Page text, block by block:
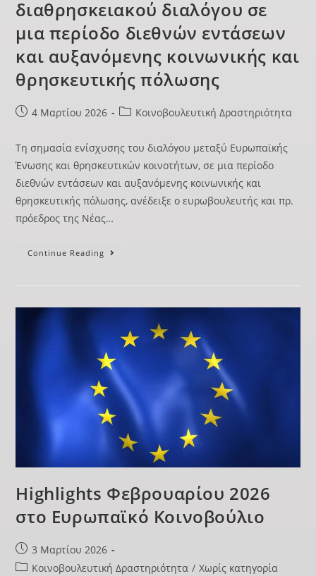
διαθρησκειακού διαλόγου σε
μια περίοδο διεθνών εντάσεων
και αυξανόμενης κοινωνικής και
θρησκευτικής πόλωσης
4 Μαρτίου 2026 Κοινοβουλευτική Δραστηριότητα
Τη σημασία ενίσχυσης του διαλόγου μεταξύ Ευρωπαϊκής
Ένωσης και θρησκευτικών κοινοτήτων, σε μια περίοδο
διεθνών εντάσεων και αυξανόμενης κοινωνικής και
θρησκευτικής πόλωσης, ανέδειξε ο ευρωβουλευτής και πρ.
πρόεδρος της Νέας…
Continue Reading
Highlights Φεβρουαρίου 2026
στο Ευρωπαϊκό Κοινοβούλιο
3 Μαρτίου 2026
Κοινοβουλευτική Δραστηριότητα / Χωρίς κατηγορία